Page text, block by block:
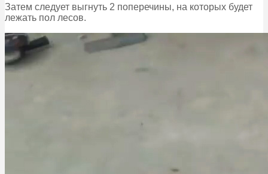
Затем следует выгнуть 2 поперечины, на которых будет
лежать пол лесов.